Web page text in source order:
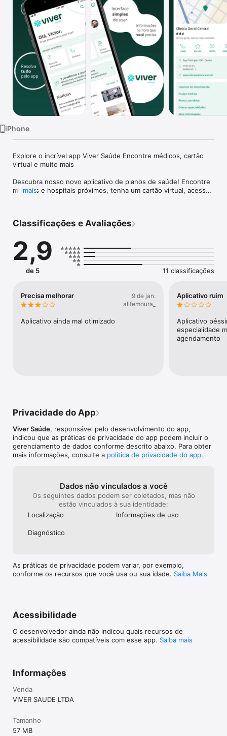
TV
iPhone
Explore o incrível app Viver Saúde Encontre médicos, cartão
virtual e muito mais
Descubra nosso novo aplicativo de planos de saúde! Encontre
médicos e hospitais próximos, tenha um cartão virtual, acesse
Rede Credenciada: Localize facilmente médicos, clínicas e
Cartão Virtual: Acesse seu cartão de plano de saúde no
aplicativo, eliminando a necessidade de carregar um cartão
físico.
atendimento, suporte e muito mais.
o status de todas suas solicitações, em um só lugar.
Baixe agora nosso aplicativo da Viver Saúde e desfrute de uma
mais
Classificações e Avaliações
2,9
de 5 11 classificações
Precisa melhorar
9 de jan.
alifemoura_
Aplicativo ainda mal otimizado
Aplicativo ruim
Aplicativo
especialidade
agendamento
Privacidade do App
Viver Saúde, responsável pelo desenvolvimento do app,
indicou que as práticas de privacidade do app podem incluir o
gerenciamento de dados conforme descrito abaixo. Para obter
mais informações, consulte a política de privacidade do app.
Dados não vinculados a você
Os seguintes dados podem ser coletados, mas não
estão vinculados à sua identidade:
Localização
Informações de uso
Diagnóstico
As práticas de privacidade podem variar, por exemplo,
conforme os recursos que você usa ou sua idade. Saiba Mais
Acessibilidade
O desenvolvedor ainda não indicou quais recursos de
acessibilidade são compatíveis com esse app. Saiba mais
Informações
Venda
VIVER SAUDE LTDA
Tamanho
57 MB